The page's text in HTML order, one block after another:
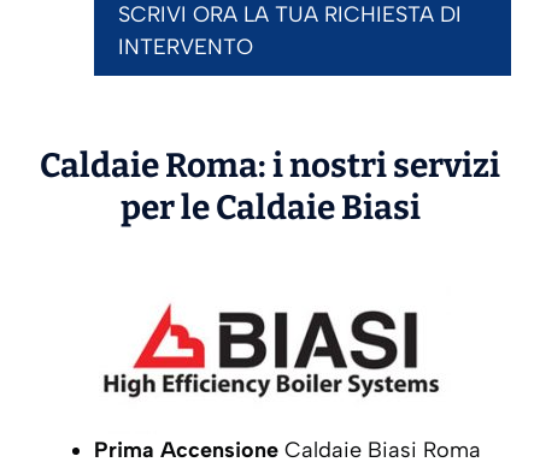
SCRIVI ORA LA TUA RICHIESTA DI
INTERVENTO
Caldaie Roma: i nostri servizi
per le CaldaieBiasi
Prima Accensione Caldaie Biasi Roma